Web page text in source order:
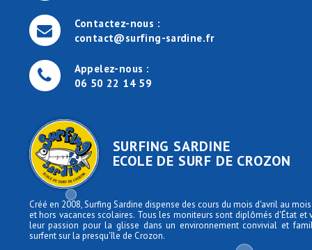
Contactez-nous :
contact@surfing-sardine.fr
Appelez-nous :
06 50 22 14 59
SURFING SARDINE
ECOLE DE SURF DE CROZON
Créé en 2008, Surfing Sardine dispense des cours du mois d'avril au
et hors vacances scolaires. Tous les moniteurs sont diplômés d'État et
leur passion pour la glisse dans un environnement convivial et
surfent sur la presqu'île de Crozon.